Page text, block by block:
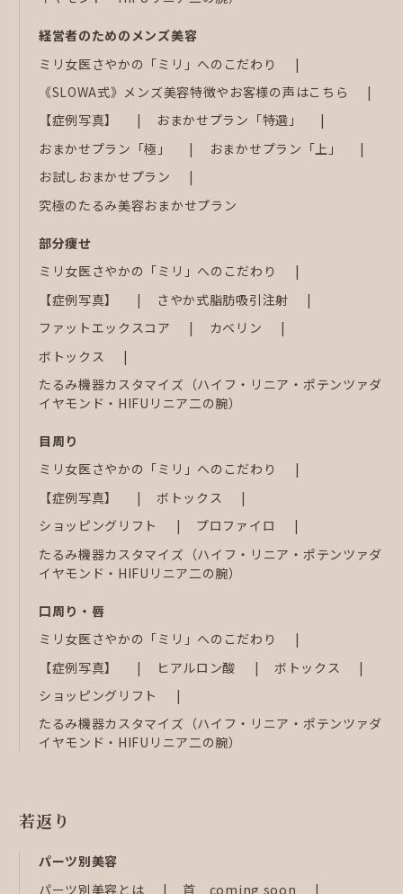
経営者のためのメンズ美容
ミリ女医さやかの「ミリ」へのこだわり
《SLOWA式》メンズ美容特徴やお客様の声はこちら
【症例写真】
おまかせプラン「特選」
おまかせプラン「極」
おまかせプラン「上」
お試しおまかせプラン
究極のたるみ美容おまかせプラン
部分痩せ
ミリ女医さやかの「ミリ」へのこだわり
【症例写真】
さやか式脂肪吸引注射
ファットエックスコア
カベリン
ボトックス
たるみ機器カスタマイズ（ハイフ・リニア・ポテンツァダ
イヤモンド・HIFUリニア二の腕）
目周り
ミリ女医さやかの「ミリ」へのこだわり
【症例写真】
ボトックス
ショッピングリフト
プロファイロ
たるみ機器カスタマイズ（ハイフ・リニア・ポテンツァダ
イヤモンド・HIFUリニア二の腕）
口周り・唇
ミリ女医さやかの「ミリ」へのこだわり
【症例写真】
ヒアルロン酸
ボトックス
ショッピングリフト
たるみ機器カスタマイズ（ハイフ・リニア・ポテンツァダ
イヤモンド・HIFUリニア二の腕）
若返り
パーツ別美容
パーツ別美容とは
首 coming soon